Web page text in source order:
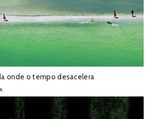
onde o tempo desacelera